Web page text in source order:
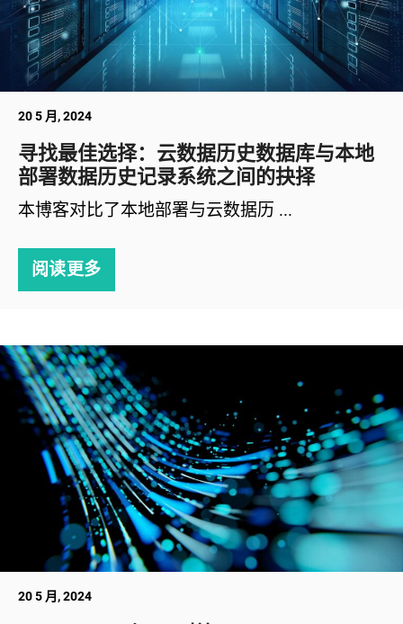
20 5 月, 2024
寻找最佳选择：云数据历史数据库与本地
部署数据历史记录系统之间的抉择
本博客对比了本地部署与云数据历 ...
阅读更多
20 5 月, 2024